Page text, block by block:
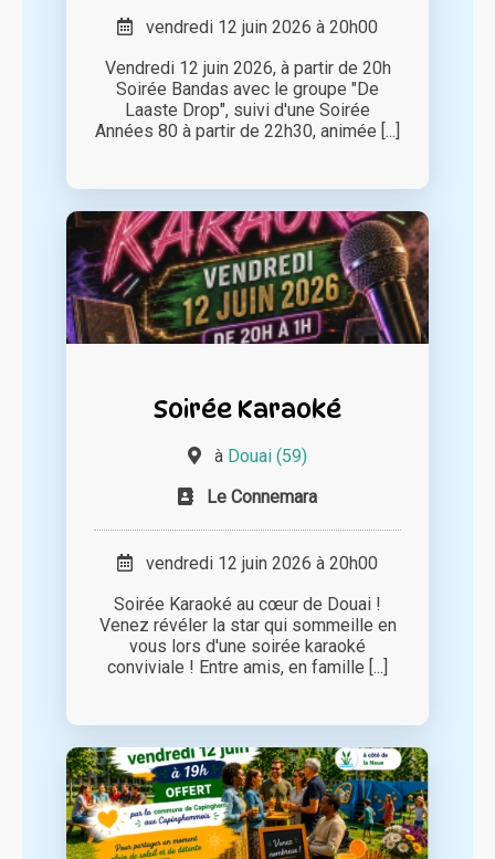
vendredi 12 juin 2026 à 20h00
Vendredi 12 juin 2026, à partir de 20h
Soirée Bandas avec le groupe "De
Laaste Drop", suivi d'une Soirée
Années 80 à partir de 22h30, animée [...]
Soirée Karaoké
à Douai (59)
Le Connemara
vendredi 12 juin 2026 à 20h00
Soirée Karaoké au cœur de Douai !
Venez révéler la star qui sommeille en
vous lors d'une soirée karaoké
conviviale ! Entre amis, en famille [...]